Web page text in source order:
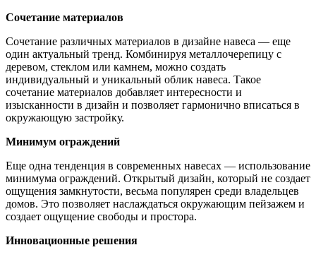
Сочетание материалов
Сочетание различных материалов в дизайне навеса — еще
один актуальный тренд. Комбинируя металлочерепицу с
деревом, стеклом или камнем, можно создать
индивидуальный и уникальный облик навеса. Такое
сочетание материалов добавляет интересности и
изысканности в дизайн и позволяет гармонично вписаться в
окружающую застройку.
Минимум ограждений
Еще одна тенденция в современных навесах — использование
минимума ограждений. Открытый дизайн, который не создает
ощущения замкнутости, весьма популярен среди владельцев
домов. Это позволяет наслаждаться окружающим пейзажем и
создает ощущение свободы и простора.
Инновационные решения